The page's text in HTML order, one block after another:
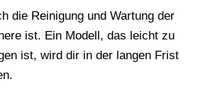
die Reinigung und Wartung der
ist. Ein Modell, das leicht zu
ist, wird dir in der langen Frist